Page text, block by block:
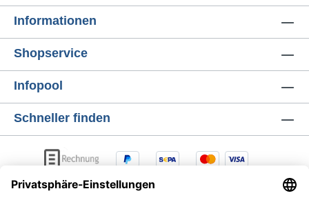
Informationen
Shopservice
Infopool
Schneller finden